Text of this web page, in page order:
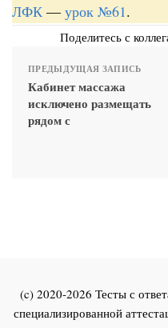
ЛФК — урок №61.
Поделитесь с
ПРЕДЫДУЩАЯ ЗАПИСЬ
Кабинет массажа
исключено размещать
рядом с
(c) 2020-2026 Тесты с
специализированной